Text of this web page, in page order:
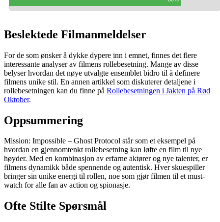
Beslektede Filmanmeldelser
For de som ønsker å dykke dypere inn i emnet, finnes det flere
interessante analyser av filmens rollebesetning. Mange av disse
belyser hvordan det nøye utvalgte ensemblet bidro til å definere
filmens unike stil. En annen artikkel som diskuterer detaljene i
rollebesetningen kan du finne på Rollebesetningen i Jakten på Rød
Oktober.
Oppsummering
Mission: Impossible – Ghost Protocol står som et eksempel på
hvordan en gjennomtenkt rollebesetning kan løfte en film til nye
høyder. Med en kombinasjon av erfarne aktører og nye talenter, er
filmens dynamikk både spennende og autentisk. Hver skuespiller
bringer sin unike energi til rollen, noe som gjør filmen til et must-
watch for alle fan av action og spionasje.
Ofte Stilte Spørsmål